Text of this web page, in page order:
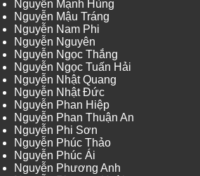
Nguyễn Mạnh Hùng
Nguyễn Mậu Tráng
Nguyễn Nam Phi
Nguyễn Nguyên
Nguyễn Ngọc Thắng
Nguyễn Ngọc Tuấn Hải
Nguyễn Nhật Quang
Nguyễn Nhật Đức
Nguyễn Phan Hiệp
Nguyễn Phan Thuận An
Nguyễn Phi Sơn
Nguyễn Phúc Thảo
Nguyễn Phúc Ái
Nguyễn Phương Anh